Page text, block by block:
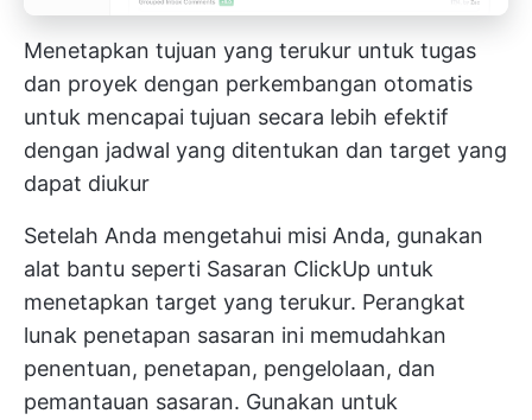
Menetapkan tujuan yang terukur untuk tugas
dan proyek dengan perkembangan otomatis
untuk mencapai tujuan secara lebih efektif
dengan jadwal yang ditentukan dan target yang
dapat diukur
Setelah Anda mengetahui misi Anda, gunakan
alat bantu seperti Sasaran ClickUp untuk
menetapkan target yang terukur. Perangkat
lunak penetapan sasaran ini memudahkan
penentuan, penetapan, pengelolaan, dan
pemantauan sasaran. Gunakan untuk